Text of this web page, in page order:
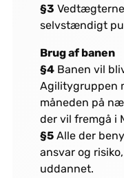
§3
selvstændigt
Brug af banen
§4Banen vil
Agilitygruppen
måneden på
der vil fremgå i
§5Alle der
ansvar og
uddannet.